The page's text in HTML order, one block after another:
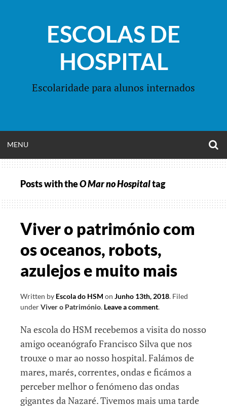
ESCOLAS DE
HOSPITAL
Escolaridade para alunos internados
MENU
MENU
Posts with theO Mar no Hospitaltag
Viver o património com
os oceanos, robots,
azulejos e muito mais
Written by Escola do HSM on Junho 13th, 2018. Filed
underViver o Património. Leave a comment.
Na escola do HSM recebemos a visita do nosso
amigo oceanógrafo Francisco Silva que nos
trouxe o mar ao nosso hospital. Falámos de
mares, marés, correntes, ondas e ficámos a
perceber melhor o fenómeno das ondas
gigantes da Nazaré. Tivemos mais uma tarde